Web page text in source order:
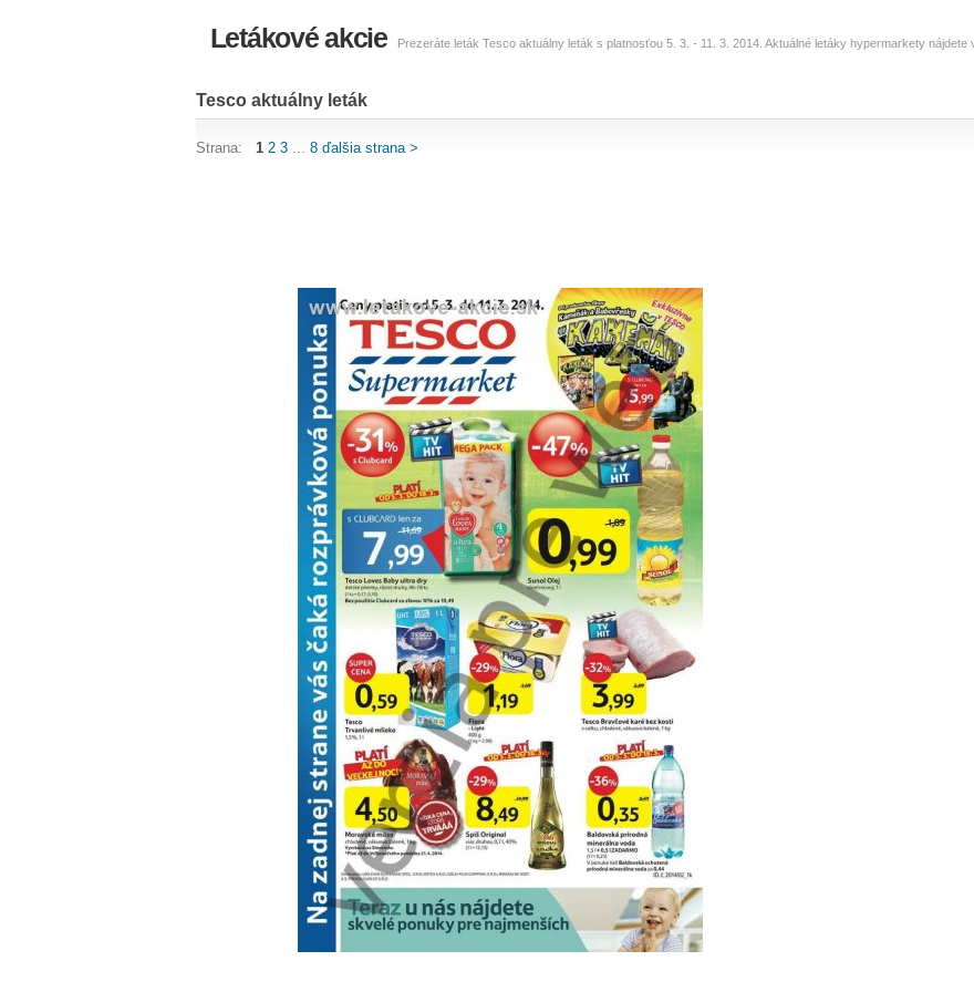
Letákové akcie Prezeráte leták Tesco aktuálny leták s platnosťou 5. 3. - 11. 3. 2014. Aktuálné letáky hypermarkety nájdete
Tesco aktuálny leták
Strana: 1 2 3 8 ďalšia strana >